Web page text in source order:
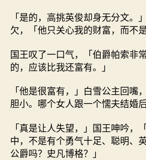
「是的，高挑英俊却身无分文。
欠，「他只关心我的财富，而不
国王叹了一口气，「伯爵帕索非
的，应该比我还富有。」
「他是很富有，」白雪公主回嘴
胆小。哪个女人跟一个懦夫结婚
「真是让人失望，」国王呻吟，
中，不是有个勇气十足、聪明、
公爵吗？史凡博格？」